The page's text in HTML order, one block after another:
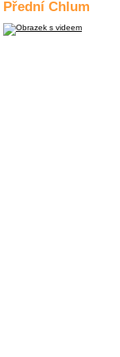
Přední Chlum